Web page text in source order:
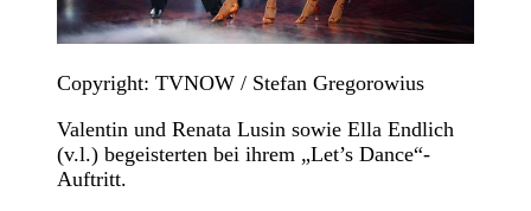
Copyright: TVNOW / Stefan Gregorowius
Valentin und Renata Lusin sowie Ella Endlich
(v.l.) begeisterten bei ihrem „Let’s Dance“-
Auftritt.